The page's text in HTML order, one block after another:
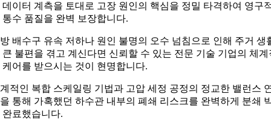
데이터 계측을 토대로 고장 원인의 핵심을 정밀 타격하여 영구
통수 품질을 완벽 보장합니다.
배수구 유속 저하나 원인 불명의 오수 넘침으로 인해 주거 생
큰 불편을 겪고 계신다면 신뢰할 수 있는 전문 기술 기업의 체계
케어를 받으시는 것이 현명합니다.
적인 복합 스케일링 기법과 고압 세정 공정의 정교한 밸런스
통해 가혹했던 하수관 내부의 폐쇄 리스크를 완벽하게 분쇄
완료했습니다.